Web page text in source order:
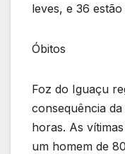
leves, e 36
Óbitos
Foz do Iguaçu
consequência
horas. As
um homem de